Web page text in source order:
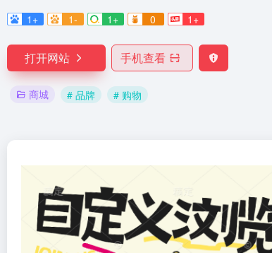
1+
1- 1+ 0 1+
打开网站 手机查看
商城 # 品牌 # 购物